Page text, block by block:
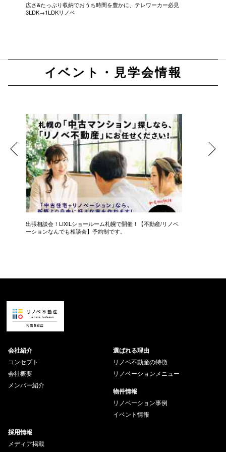
広さ&たっぷり収納でおうち時間を豊かに、テレワーカー必見
3LDK→1LDKリノベ
イベント・見学会情報
出張相談会！LIXILショールーム札幌で開催！【不動産/リノベ
ーションなんでも相談会】予約制です。
会社紹介
コンセプト
会社概要
メンバー紹介
選ばれる理由
リノベ不動産の特徴
リノベーションメニュー
物件情報
リノベーション事例
イベント情報
採用情報
メディア掲載